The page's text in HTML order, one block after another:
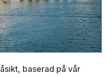
åsikt, baserad på vår